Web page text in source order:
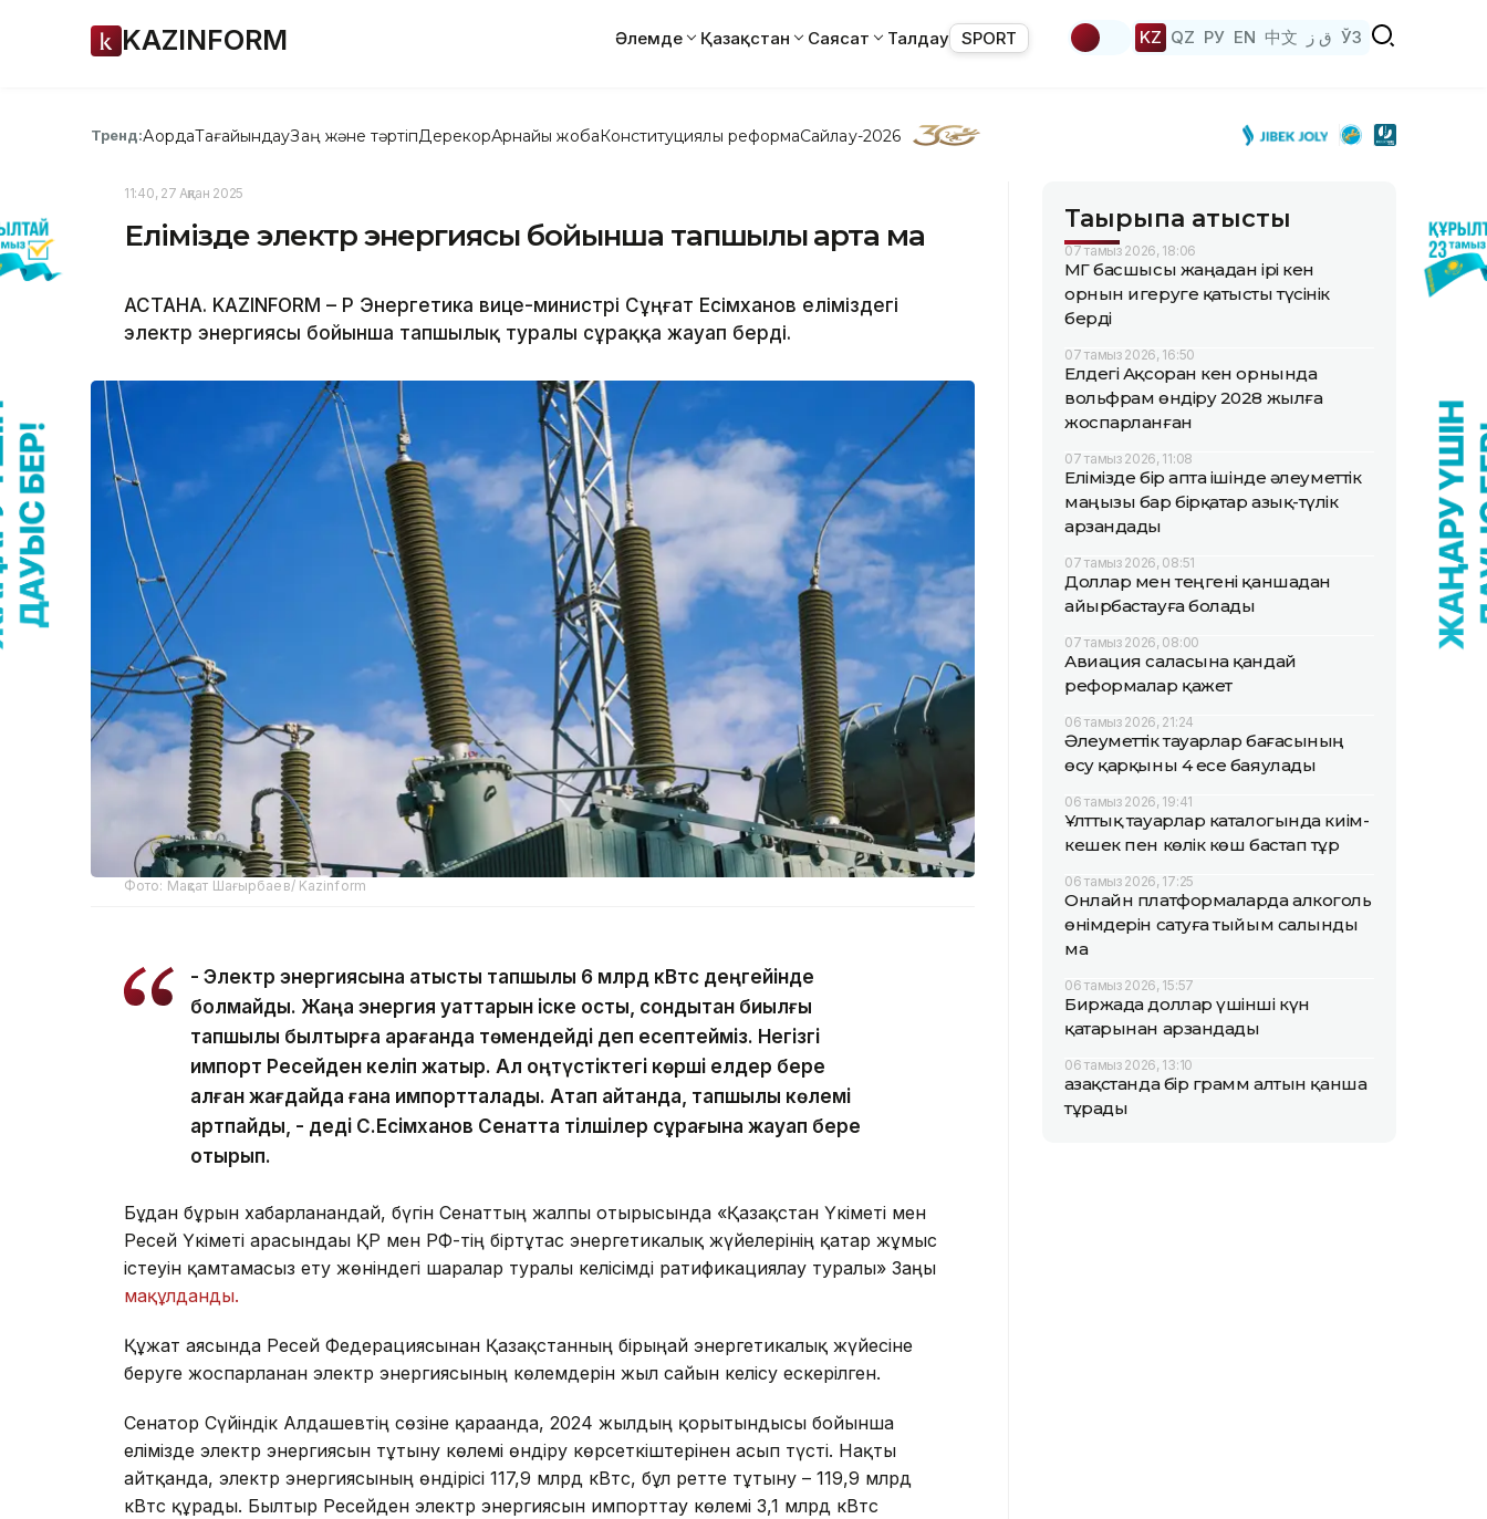
KAZINFORM Әлемде Қазақстан Саясат Талдау SPORT KZ QZ РУ EN 中文 ق ز ЎЗ
Тренд:АқордаТағайындауЗаң және тәртіпДерекқорАрнайы жобаКонституциялық реформаСайлау-2026
11:40, 27 Ақпан 2025
Елімізде электр энергиясы бойынша тапшылық арта ма
АСТАНА. KAZINFORM – ҚР Энергетика вице-министрі Сұңғат Есімханов еліміздегі
электр энергиясы бойынша тапшылық туралы сұраққа жауап берді.
Фото: Мақсат Шағырбаев/ Kazinform
- Электр энергиясына қатысты тапшылық 6 млрд кВтс деңгейінде
болмайды. Жаңа энергия қуаттарын іске қостық, сондықтан биылғы
тапшылық былтырға қарағанда төмендейді деп есептейміз. Негізгі
импорт Ресейден келіп жатыр. Ал оңтүстіктегі көрші елдер бере
алған жағдайда ғана импортталады. Атап айтқанда, тапшылық көлемі
артпайды, - деді С.Есімханов Сенатта тілшілер сұрағына жауап бере
отырып.
Бұдан бұрын хабарланғандай, бүгін Сенаттың жалпы отырысында «Қазақстан Үкіметі мен
Ресей Үкіметі арасындағы ҚР мен РФ-тің біртұтас энергетикалық жүйелерінің қатар жұмыс
істеуін қамтамасыз ету жөніндегі шаралар туралы келісімді ратификациялау туралы» Заңы
мақұлданды.
Құжат аясында Ресей Федерациясынан Қазақстанның бірыңғай энергетикалық жүйесіне
беруге жоспарланған электр энергиясының көлемдерін жыл сайын келісу ескерілген.
Сенатор Сүйіндік Алдашевтің сөзіне қарағанда, 2024 жылдың қорытындысы бойынша
елімізде электр энергиясын тұтыну көлемі өндіру көрсеткіштерінен асып түсті. Нақты
айтқанда, электр энергиясының өндірісі 117,9 млрд кВтс, бұл ретте тұтыну – 119,9 млрд
кВтс құрады. Былтыр Ресейден электр энергиясын импорттау көлемі 3,1 млрд кВтс
Тақырыпқа қатысты
07 тамыз 2026, 18:06
ҚМГ басшысы жаңадан ірі кен
орнын игеруге қатысты түсінік
берді
07 тамыз 2026, 16:50
Елдегі Ақсоран кен орнында
вольфрам өндіру 2028 жылға
жоспарланған
07 тамыз 2026, 11:08
Елімізде бір апта ішінде әлеуметтік
маңызы бар бірқатар азық-түлік
арзандады
07 тамыз 2026, 08:51
Доллар мен теңгені қаншадан
айырбастауға болады
07 тамыз 2026, 08:00
Авиация саласына қандай
реформалар қажет
06 тамыз 2026, 21:24
Әлеуметтік тауарлар бағасының
өсу қарқыны 4 есе баяулады
06 тамыз 2026, 19:41
Ұлттық тауарлар каталогында киім-
кешек пен көлік көш бастап тұр
06 тамыз 2026, 17:25
Онлайн платформаларда алкоголь
өнімдерін сатуға тыйым салынды
ма
06 тамыз 2026, 15:57
Биржада доллар үшінші күн
қатарынан арзандады
06 тамыз 2026, 13:10
Қазақстанда бір грамм алтын қанша
тұрады